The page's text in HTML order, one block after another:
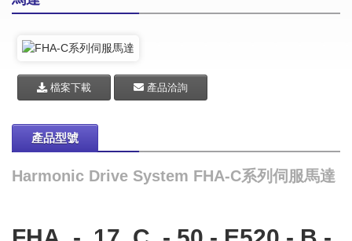
檔案下載 產品洽詢
產品型號
Harmonic Drive System FHA-C系列伺服馬達